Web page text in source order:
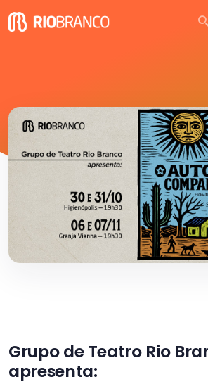
Grupo de Teatro Rio
apresenta: